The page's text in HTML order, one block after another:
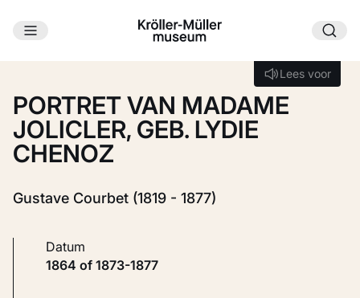
Ga naar hoofdinhoud
Lees voor
Lees voor
PORTRET VAN MADAME
JOLICLER, GEB. LYDIE
CHENOZ
Gustave Courbet (1819 - 1877)
Datum
1864 of 1873-1877